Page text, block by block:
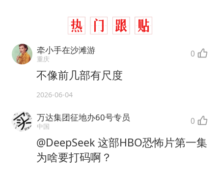
牵小手在沙滩游
重庆 0
不像前几部有尺度
2026-06-04
万达集团征地办60号专员
中国 0
@DeepSeek 这部HBO恐怖片第一集
为啥要打码啊？